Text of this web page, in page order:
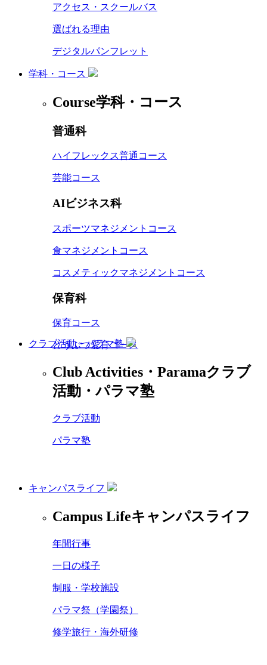
アクセス・スクールバス
選ばれる理由
デジタルパンフレット
学科・コース
Course学科・コース
普通科
ハイフレックス普通コース
芸能コース
AIビジネス科
スポーツマネジメントコース
食マネジメントコース
コスメティックマネジメントコース
保育科
保育コース
どうぶつ愛育コース
クラブ活動・パラマ塾
Club Activities・Paramaクラブ
活動・パラマ塾
クラブ活動
パラマ塾
キャンパスライフ
Campus Lifeキャンパスライフ
年間行事
一日の様子
制服・学校施設
パラマ祭（学園祭）
修学旅行・海外研修